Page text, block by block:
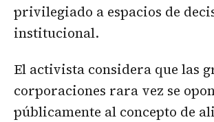
privilegiado a espacios de
institucional.
El activista considera que las
corporaciones rara vez se
públicamente al concepto de